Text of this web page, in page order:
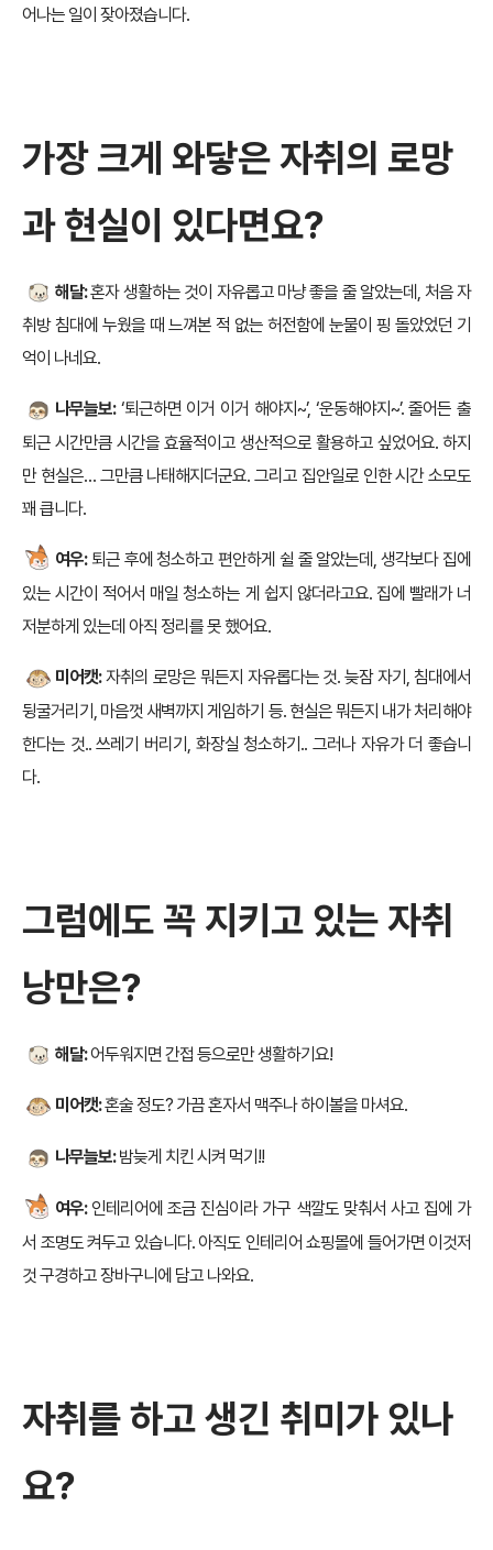
어나는 일이 잦아졌습니다.
가장 크게 와닿은 자취의 로망
과 현실이 있다면요?
해달:혼자 생활하는 것이 자유롭고 마냥 좋을 줄 알았는데, 처음 자
취방 침대에 누웠을 때 느껴본 적 없는 허전함에 눈물이 핑 돌았었던 기
억이 나네요.
나무늘보: ‘퇴근하면 이거 이거 해야지~’, ‘운동해야지~’. 줄어든 출
퇴근 시간만큼 시간을 효율적이고 생산적으로 활용하고 싶었어요. 하지
만 현실은… 그만큼 나태해지더군요. 그리고 집안일로 인한 시간 소모도
꽤 큽니다.
여우: 퇴근 후에 청소하고 편안하게 쉴 줄 알았는데, 생각보다 집에
있는 시간이 적어서 매일 청소하는 게 쉽지 않더라고요. 집에 빨래가 너
저분하게 있는데 아직 정리를 못 했어요.
미어캣:자취의 로망은 뭐든지 자유롭다는 것. 늦잠 자기, 침대에서
뒹굴거리기, 마음껏 새벽까지 게임하기 등. 현실은 뭐든지 내가 처리해야
한다는 것.. 쓰레기 버리기, 화장실 청소하기.. 그러나 자유가 더 좋습니
다.
그럼에도 꼭 지키고 있는 자취
낭만은?
해달:어두워지면 간접 등으로만 생활하기요!
미어캣:혼술 정도? 가끔 혼자서 맥주나 하이볼을 마셔요.
나무늘보:밤늦게 치킨 시켜 먹기!!
여우: 인테리어에 조금 진심이라 가구 색깔도 맞춰서 사고 집에 가
서 조명도 켜두고 있습니다. 아직도 인테리어 쇼핑몰에 들어가면 이것저
것 구경하고 장바구니에 담고 나와요.
자취를 하고 생긴 취미가 있나
요?